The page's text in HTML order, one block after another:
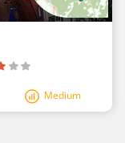
Medium